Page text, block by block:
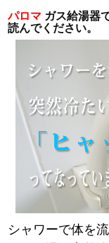
パロマ ガス給湯器
読んでください。
シャワーで体を